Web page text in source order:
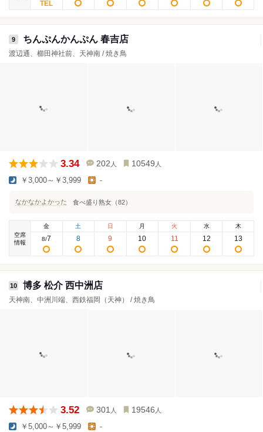
9 ちんぷんかんぷん 春吉店
渡辺通、櫛田神社前、天神南 / 焼き鳥
3.34 202 人 10549 人
￥3,000～￥3,999 -
なかなかよかった 食べ盛り熟女（82）
空席
情報
金
8/7
土
8
日
9
月
10
火
11
水
12
木
13
10 博多 松介 西中洲店
天神南、中洲川端、西鉄福岡（天神） / 焼き鳥
3.52 301 人 19546 人
￥5,000～￥5,999 -